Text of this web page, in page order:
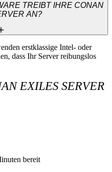
TREIBT IHRE CONAN
AN?
erstklassige Intel- oder
dass Ihr Server reibungslos
EXILES SERVER
bereit